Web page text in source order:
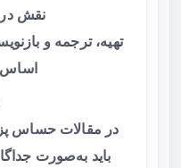
نقش
تهیه، ترجمه و
اساس
در مقالات حساس
باید به‌صورت